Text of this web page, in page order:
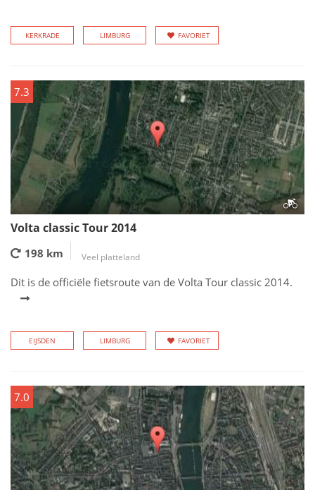
KERKRADE LIMBURG FAVORIET
7.3
Volta classic Tour 2014
198 km Veel platteland
Dit is de officiële fietsroute van de Volta Tour classic 2014.
EIJSDEN LIMBURG FAVORIET
7.0